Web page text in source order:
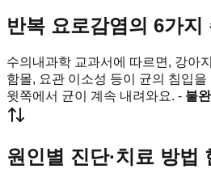
반복 요로감염의 6가지
수의내과학 교과서에 따르면, 강아
함몰, 요관 이소성 등이 균의 침입을
윗쪽에서 균이 계속 내려와요. - 불
원인별 진단·치료 방법